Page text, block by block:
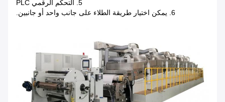
5. التحكم الرقمي PLC
6. يمكن اختيار طريقة الطلاء على جانب واحد أو جانبين.